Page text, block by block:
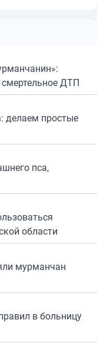
ДТП
делаем простые
пса,
области
мурманчан
в больницу